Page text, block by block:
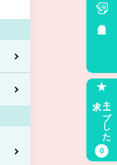
キープした
0